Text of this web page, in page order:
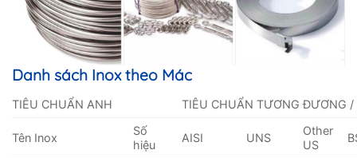
Danh sách Inox theo Mác
TIÊU CHUẨN ANH TIÊU CHUẨN TƯƠNG ĐƯƠNG /
Tên Inox
Số
hiệu
AISI UNS
Other
US